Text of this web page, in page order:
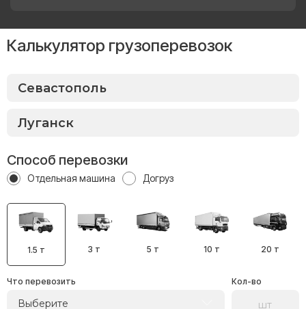
Калькулятор грузоперевозок
Способ перевозки
Отдельная машина Догруз
1.5 т 3 т 5 т 10 т 20 т
Что перевозить
Выберите
Кол-во